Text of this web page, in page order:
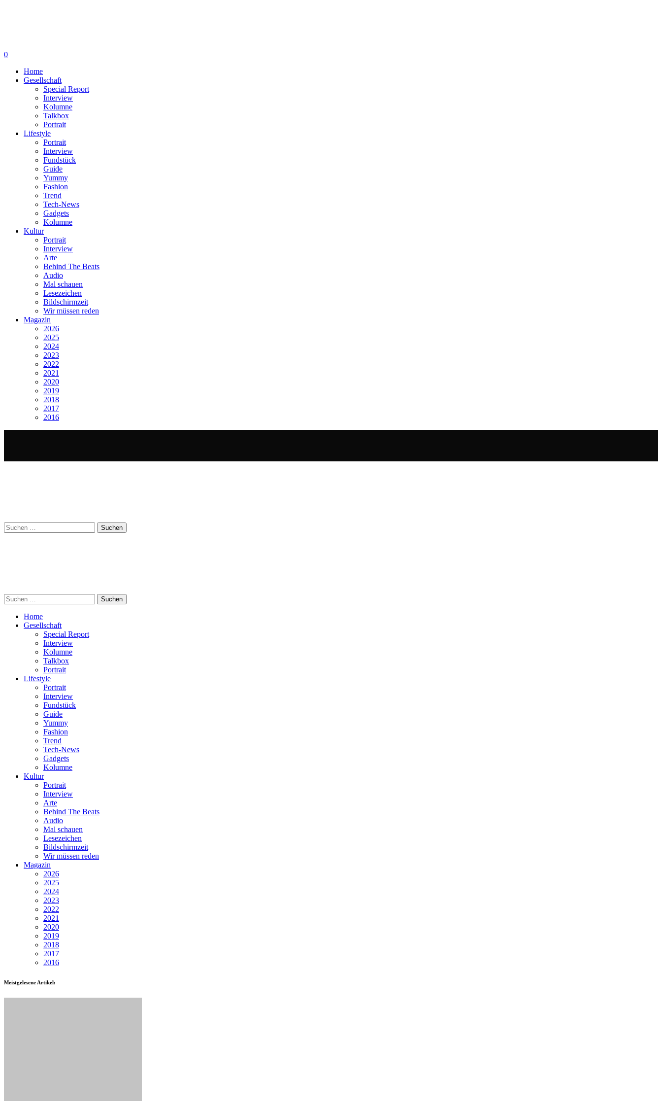
0
Home
Gesellschaft
Special Report
Interview
Kolumne
Talkbox
Portrait
Lifestyle
Portrait
Interview
Fundstück
Guide
Yummy
Fashion
Trend
Tech-News
Gadgets
Kolumne
Kultur
Portrait
Interview
Arte
Behind The Beats
Audio
Mal schauen
Lesezeichen
Bildschirmzeit
Wir müssen reden
Magazin
2026
2025
2024
2023
2022
2021
2020
2019
2018
2017
2016
Suchen
nach:
Suchen
nach:
Home
Gesellschaft
Special Report
Interview
Kolumne
Talkbox
Portrait
Lifestyle
Portrait
Interview
Fundstück
Guide
Yummy
Fashion
Trend
Tech-News
Gadgets
Kolumne
Kultur
Portrait
Interview
Arte
Behind The Beats
Audio
Mal schauen
Lesezeichen
Bildschirmzeit
Wir müssen reden
Magazin
2026
2025
2024
2023
2022
2021
2020
2019
2018
2017
2016
Meistgelesene Artikel: